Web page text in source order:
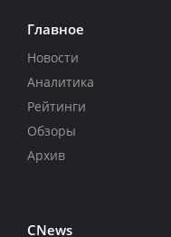
Главное
Новости
Аналитика
Рейтинги
Обзоры
Архив
CNews